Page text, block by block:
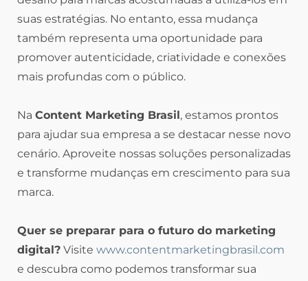
suas estratégias. No entanto, essa mudança
também representa uma oportunidade para
promover autenticidade, criatividade e conexões
mais profundas com o público.
Na Content Marketing Brasil , estamos prontos
para ajudar sua empresa a se destacar nesse novo
cenário. Aproveite nossas soluções personalizadas
e transforme mudanças em crescimento para sua
marca.
Quer se preparar para o futuro do marketing
digital? Visite www.contentmarketingbrasil.com
e descubra como podemos transformar sua